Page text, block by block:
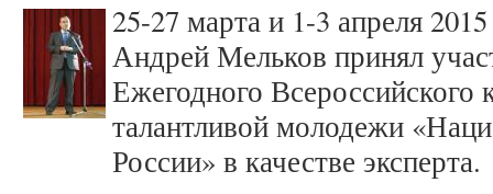
25-27 марта и 1-3 апреля
Андрей Мельков принял
Ежегодного Всероссийского
талантливой молодежи
России» в качестве эксперта.